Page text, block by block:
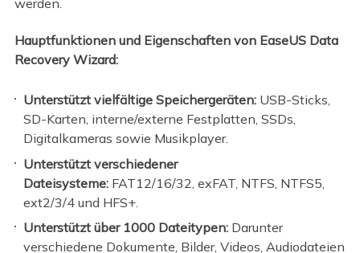
Hauptfunktionen und Eigenschaften von EaseUS Data
Recovery Wizard:
Unterstützt vielfältige Speichergeräten: USB-Sticks,
SD-Karten, interne/externe Festplatten, SSDs,
Digitalkameras sowie Musikplayer.
Unterstützt verschiedener
Dateisysteme: FAT12/16/32, exFAT, NTFS, NTFS5,
ext2/3/4 und HFS+.
Unterstützt über 1000 Dateitypen: Darunter
verschiedene Dokumente, Bilder, Videos, Audiodateien